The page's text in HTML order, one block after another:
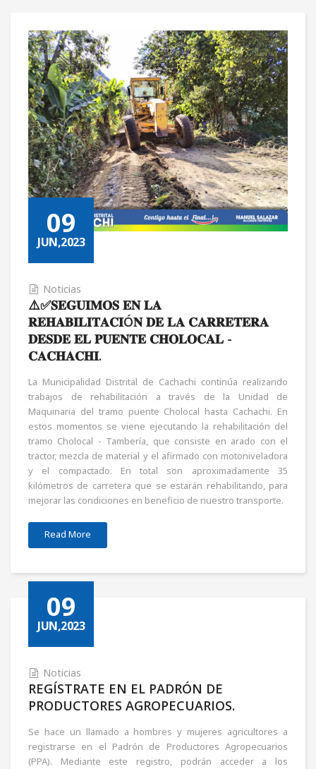
09
JUN,2023
Noticias
⚠️✅𝐒𝐄𝐆𝐔𝐈𝐌𝐎𝐒 𝐄𝐍 𝐋𝐀
𝐑𝐄𝐇𝐀𝐁𝐈𝐋𝐈𝐓𝐀𝐂𝐈Ó𝐍 𝐃𝐄 𝐋𝐀 𝐂𝐀𝐑𝐑𝐄𝐓𝐄𝐑𝐀
𝐃𝐄𝐒𝐃𝐄 𝐄𝐋 𝐏𝐔𝐄𝐍𝐓𝐄 𝐂𝐇𝐎𝐋𝐎𝐂𝐀𝐋 -
𝐂𝐀𝐂𝐇𝐀𝐂𝐇𝐈.
La Municipalidad Distrital de Cachachi continúa realizando
trabajos de rehabilitación a través de la Unidad de
Maquinaria del tramo puente Cholocal hasta Cachachi. En
estos momentos se viene ejecutando la rehabilitación del
tramo Cholocal - Tambería, que consiste en arado con el
tractor, mezcla de material y el afirmado con motoniveladora
y el compactado. En total son aproximadamente 35
kilómetros de carretera que se estarán rehabilitando, para
mejorar las condiciones en beneficio de nuestro transporte.
Read More
09
JUN,2023
Noticias
REGÍSTRATE EN EL PADRÓN DE
PRODUCTORES AGROPECUARIOS.
Se hace un llamado a hombres y mujeres agricultores a
registrarse en el Padrón de Productores Agropecuarios
(PPA). Mediante este registro, podrán acceder a los